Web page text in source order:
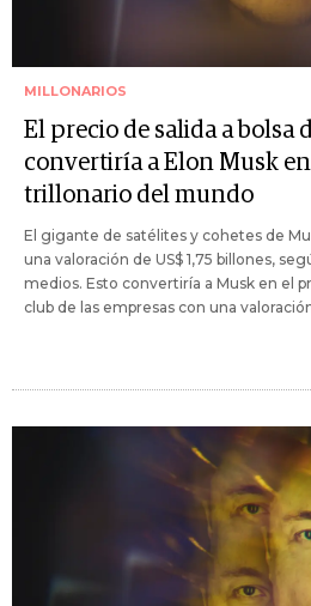
MILLONARIOS
El precio de salida a bolsa
convertiría a Elon Musk
trillonario del mundo
El gigante de satélites y cohetes de
una valoración de US$ 1,75 billones,
medios. Esto convertiría a Musk en el
club de las empresas con una